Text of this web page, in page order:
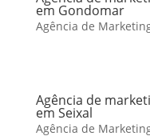
em Gondomar
Agência de
Agência de
em Seixal
Agência de